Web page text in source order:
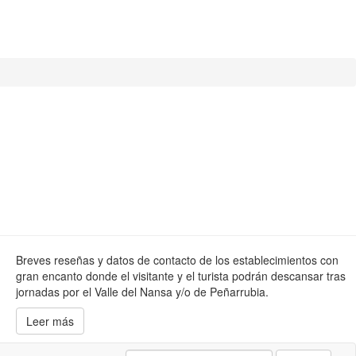
Breves reseñas y datos de contacto de los establecimientos con
gran encanto donde el visitante y el turista podrán descansar tras
jornadas por el Valle del Nansa y/o de Peñarrubia.
Leer más